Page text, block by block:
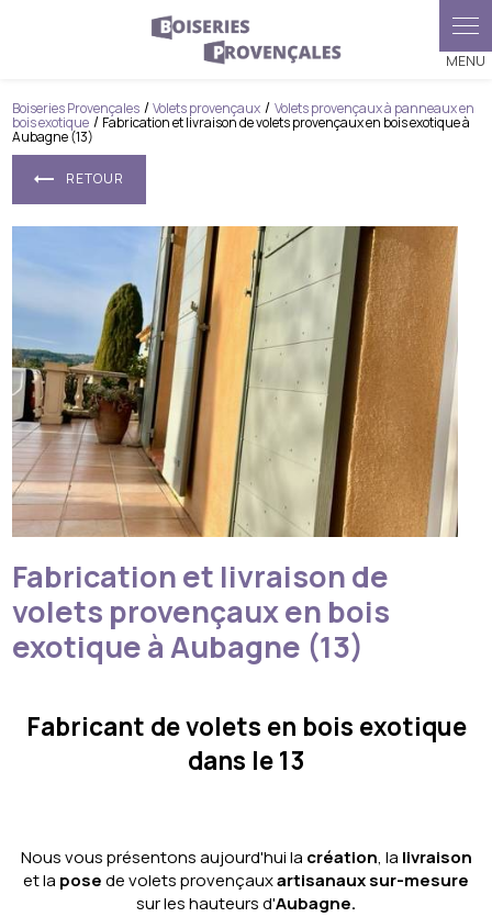
Boiseries Provençales Volets provençaux Volets provençaux à panneaux en
bois exotique Fabrication et livraison de volets provençaux en bois exotique à
Aubagne (13)
RETOUR
Fabrication et livraison de
volets provençaux en bois
exotique à Aubagne (13)
Fabricant de volets en bois exotique
dans le 13
Nous vous présentons aujourd'hui la création, la livraison
et la posede volets provençauxartisanaux sur-mesure
sur les hauteurs d'Aubagne.